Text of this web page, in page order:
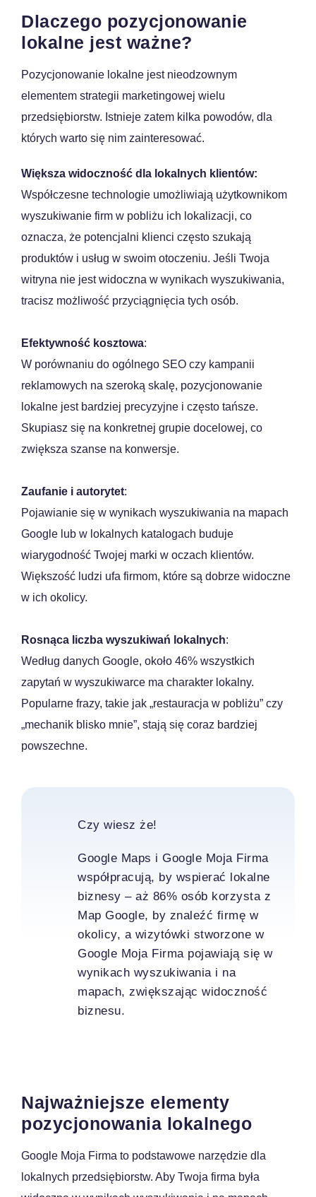
Dlaczego pozycjonowanie
lokalne jest ważne?
Pozycjonowanie lokalne jest nieodzownym
elementem strategii marketingowej wielu
przedsiębiorstw. Istnieje zatem kilka powodów, dla
których warto się nim zainteresować.
Większa widoczność dla lokalnych klientów:
Współczesne technologie umożliwiają użytkownikom
wyszukiwanie firm w pobliżu ich lokalizacji, co
oznacza, że potencjalni klienci często szukają
produktów i usług w swoim otoczeniu. Jeśli Twoja
witryna nie jest widoczna w wynikach wyszukiwania,
tracisz możliwość przyciągnięcia tych osób.
Efektywność kosztowa:
W porównaniu do ogólnego SEO czy kampanii
reklamowych na szeroką skalę, pozycjonowanie
lokalne jest bardziej precyzyjne i często tańsze.
Skupiasz się na konkretnej grupie docelowej, co
zwiększa szanse na konwersje.
Zaufanie i autorytet:
Pojawianie się w wynikach wyszukiwania na mapach
Google lub w lokalnych katalogach buduje
wiarygodność Twojej marki w oczach klientów.
Większość ludzi ufa firmom, które są dobrze widoczne
w ich okolicy.
Rosnąca liczba wyszukiwań lokalnych:
Według danych Google, około 46% wszystkich
zapytań w wyszukiwarce ma charakter lokalny.
Popularne frazy, takie jak „restauracja w pobliżu” czy
„mechanik blisko mnie”, stają się coraz bardziej
powszechne.
Czy wiesz że!
Google Maps i Google Moja Firma
współpracują, by wspierać lokalne
biznesy – aż 86% osób korzysta z
Map Google, by znaleźć firmę w
okolicy, a wizytówki stworzone w
Google Moja Firma pojawiają się w
wynikach wyszukiwania i na
mapach, zwiększając widoczność
biznesu.
Najważniejsze elementy
pozycjonowania lokalnego
Google Moja Firma to podstawowe narzędzie dla
lokalnych przedsiębiorstw. Aby Twoja firma była